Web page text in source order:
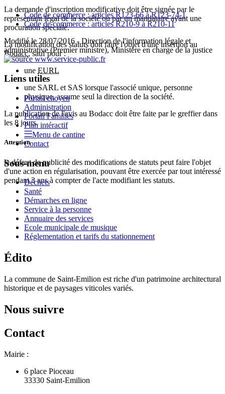
La demande d'inscription modificative doit être signée par le
représentant légal de la société ou par un mandataire ayant une
procuration spéciale.
La modification des statuts doit faire l'objet d'une insertion au
Bodacc, sauf pour :
une EURL
une SARL et SAS lorsque l'associé unique, personne
physique, assume seul la direction de la société.
La publication de l'avis au Bodacc doit être faite par le greffier dans
les 8 jours.
Attention
le défaut de publicité des modifications de statuts peut faire l'objet
d'une action en régularisation, pouvant être exercée par tout intéressé
pendant 3 ans à compter de l'acte modifiant les statuts.
Code de commerce : articles R123-66 à R123-74-1
Code de commerce : articles R210-9 à R210-11
Modifié le 28/07/2016 - Direction de l'information légale et
administrative (Premier ministre), Ministère en charge de la justice
Liens utiles
Portail citoyen
Administration
Portail Familles
Plan intéractif
Menu de cantine
Contact
Sous-menu
Déchets
Santé
Démarches en ligne
Service à la personne
Annuaire des services
Ecole municipale de musique
Réglementation et tarifs du stationnement
Édito
La commune de Saint-Emilion est riche d'un patrimoine architectural
historique et de paysages viticoles variés.
Nous suivre
Contact
Mairie :
6 place Pioceau
33330 Saint-Emilion